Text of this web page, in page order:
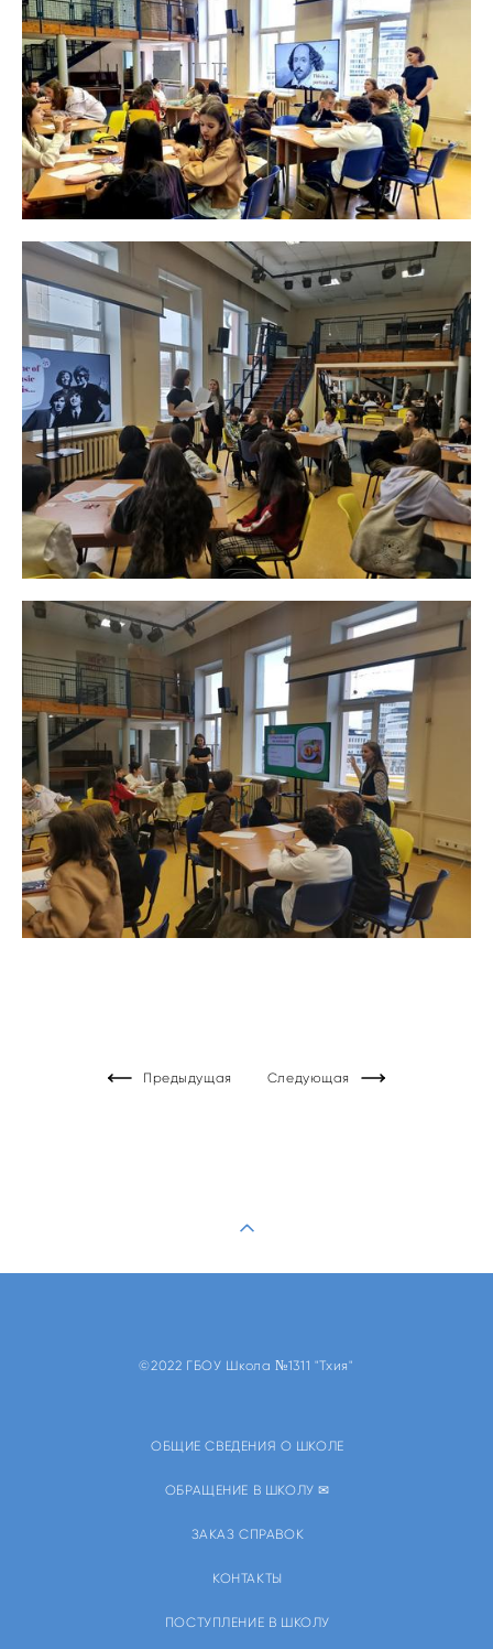
Предыдущая Следующая
©2022 ГБОУ Школа №1311 "Тхия"
ОБЩИЕ СВЕДЕНИЯ О ШКОЛЕ
ОБРАЩЕНИЕ В ШКОЛУ ✉
ЗАКАЗ СПРАВОК
КОНТАКТЫ
ПОСТУПЛЕНИЕ В ШКОЛУ